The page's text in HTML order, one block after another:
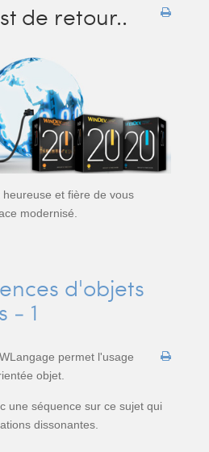
de retour..
et fière de vous
modernisé.
d'objets
- 1
permet l'usage
objet.
une séquence sur ce sujet qui
dissonantes.